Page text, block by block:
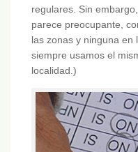
regulares. Sin
parece preocupante,
las zonas y ninguna en
siempre usamos el
localidad.)